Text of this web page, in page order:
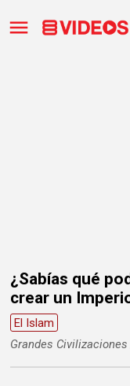
¿Sabías qué
crear un
El Islam
Grandes